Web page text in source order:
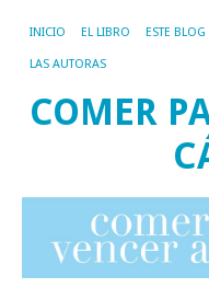
INICIO EL LIBRO ESTE BLOG
LAS AUTORAS
COMER